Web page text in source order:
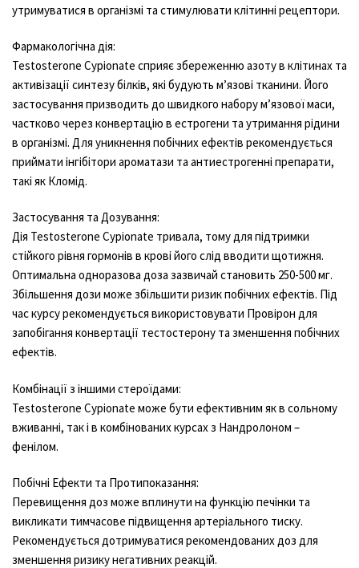
утримуватися в організмі та стимулювати клітинні рецептори.
Фармакологічна дія:
Testosterone Cypionate сприяє збереженню азоту в клітинах та
активізації синтезу білків, які будують м’язові тканини. Його
застосування призводить до швидкого набору м’язової маси,
частково через конвертацію в естрогени та утримання рідини
в організмі. Для уникнення побічних ефектів рекомендується
приймати інгібітори ароматази та антиестрогенні препарати,
такі як Кломід.
Застосування та Дозування:
Дія Testosterone Cypionate тривала, тому для підтримки
стійкого рівня гормонів в крові його слід вводити щотижня.
Оптимальна одноразова доза зазвичай становить 250-500 мг.
Збільшення дози може збільшити ризик побічних ефектів. Під
час курсу рекомендується використовувати Провірон для
запобігання конвертації тестостерону та зменшення побічних
ефектів.
Комбінації з іншими стероїдами:
Testosterone Cypionate може бути ефективним як в сольному
вживанні, так і в комбінованих курсах з Нандролоном –
фенілом.
Побічні Ефекти та Протипоказання:
Перевищення доз може вплинути на функцію печінки та
викликати тимчасове підвищення артеріального тиску.
Рекомендується дотримуватися рекомендованих доз для
зменшення ризику негативних реакцій.